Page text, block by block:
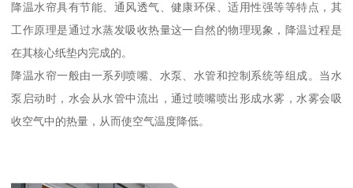
降温水帘具有节能、通风透气、健康环保、适用性强等等特点，其
工作原理是通过水蒸发吸收热量这一自然的物理现象，降温过程是
在其核心纸垫内完成的。
降温水帘一般由一系列喷嘴、水泵、水管和控制系统等组成。当水
泵启动时，水会从水管中流出，通过喷嘴喷出形成水雾，水雾会吸
收空气中的热量，从而使空气温度降低。